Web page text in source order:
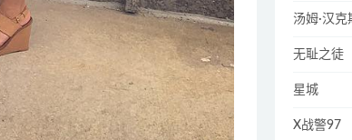
汤姆·汉
无耻之徒
星城
X战警97